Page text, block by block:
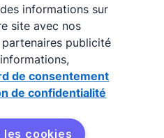
cookies
informations sur
site avec nos
publicité
de consentement
de confidentialité
cookies